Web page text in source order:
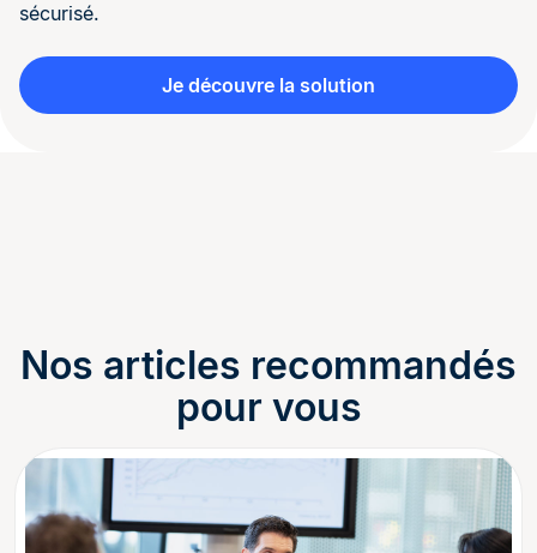
sécurisé.
Je découvre la solution
Nos articles recommandés
pour vous